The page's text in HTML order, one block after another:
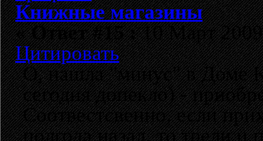
Книжные магазины
«Ответ #15 :10 Март
Цитировать
О, нашла "минус" в Доме
сегодня допекло) -
Соотвестсвенно, если
полгода назад, то трели и